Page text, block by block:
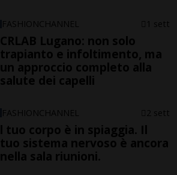
FASHIONCHANNEL 1 sett
CRLAB Lugano: non solo
trapianto e infoltimento, ma
un approccio completo alla
salute dei capelli
FASHIONCHANNEL 2 sett
l tuo corpo è in spiaggia. Il
tuo sistema nervoso è ancora
nella sala riunioni.